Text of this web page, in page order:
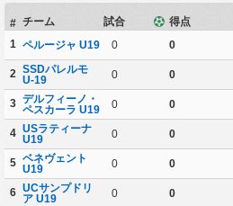
# チーム 試合 得点
1 ペルージャ U19 0 0
2
SSDパレルモ
U-19
0 0
3
デルフィーノ・
ペスカーラ U19
0 0
4
USラティーナ
U19
0 0
5
ベネヴェント
U19
0 0
6
UCサンプドリ
ア U19
0 0